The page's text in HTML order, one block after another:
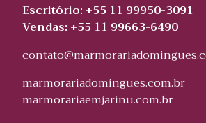
Escritório: +55 11 99950-3091
Vendas: +55 11 99663-6490
marmorariadomingues.com.br
marmorariaemjarinu.com.br